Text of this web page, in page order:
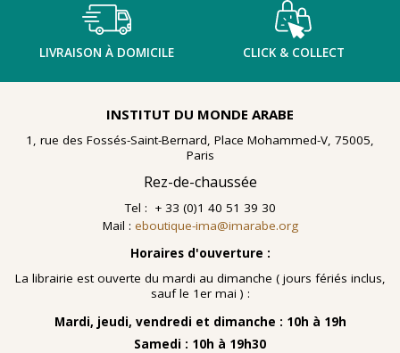
LIVRAISON À DOMICILE CLICK & COLLECT
INSTITUT DU MONDE ARABE
1, rue des Fossés-Saint-Bernard, Place Mohammed-V, 75005,
Paris
Rez-de-chaussée
Tel : + 33 (0)1 40 51 39 30
Mail : eboutique-ima@imarabe.org
Horaires d'ouverture :
La librairie est ouverte du mardi au dimanche ( jours fériés inclus,
sauf le 1er mai ) :
Mardi, jeudi, vendredi et dimanche : 10h à 19h
Samedi : 10h à 19h30